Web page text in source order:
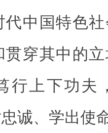
代中国特色
贯穿其中的
行上下功夫
诚、学出使